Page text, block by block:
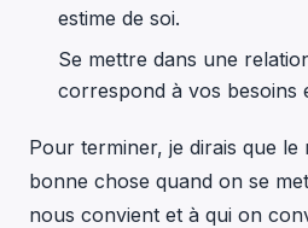
estime de soi.
Se mettre dans une
correspond à vos besoins
Pour terminer, je dirais que le
bonne chose quand on se
nous convient et à qui on